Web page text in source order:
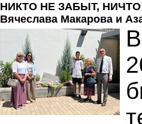
НИКТО НЕ ЗАБЫТ, НИЧТО
Вячеслава Макарова и